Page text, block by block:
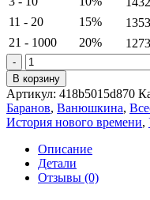
11 - 20
15%
21 - 1000
20%
Количество
товара
Юдовская.
Всеобщая
история.
История
Нового
времени.
Учебник.
В корзину
Артикул: 418b5015d870
Баранов, Ванюшкина,
История нового времени,
Описание
Детали
Отзывы (0)